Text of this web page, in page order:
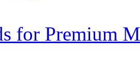
for Premium